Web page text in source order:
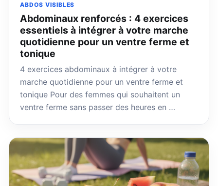
ABDOS VISIBLES
Abdominaux renforcés : 4 exercices
essentiels à intégrer à votre marche
quotidienne pour un ventre ferme et
tonique
4 exercices abdominaux à intégrer à votre
marche quotidienne pour un ventre ferme et
tonique Pour des femmes qui souhaitent un
ventre ferme sans passer des heures en …